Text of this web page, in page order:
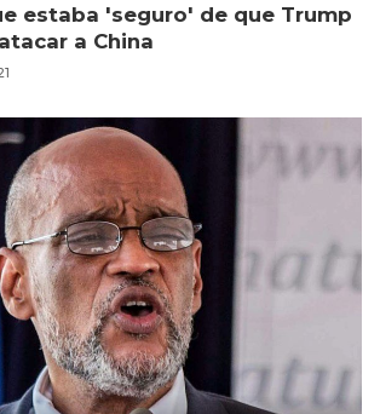
estaba 'seguro' de que Trump
a China